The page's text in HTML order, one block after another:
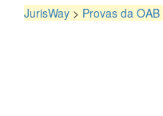
JurisWay > Provas da OAB